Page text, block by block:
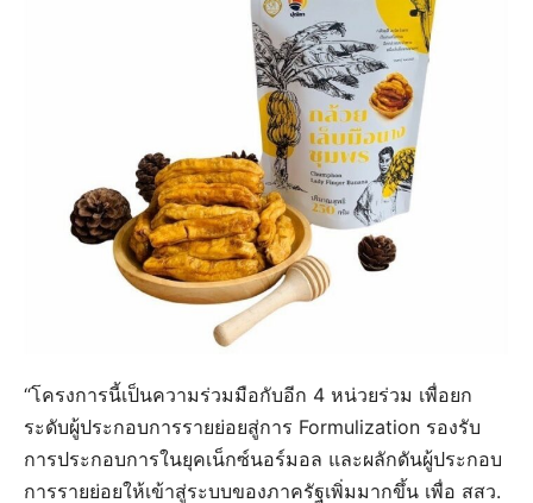
“โครงการนี้เป็นความร่วมมือกับอีก 4 หน่วยร่วม เพื่อยก
ระดับผู้ประกอบการรายย่อยสู่การ Formulization รองรับ
การประกอบการในยุคเน็กซ์นอร์มอล และผลักดันผู้ประกอบ
การรายย่อยให้เข้าสู่ระบบของภาครัฐเพิ่มมากขึ้น เพื่อ สสว.